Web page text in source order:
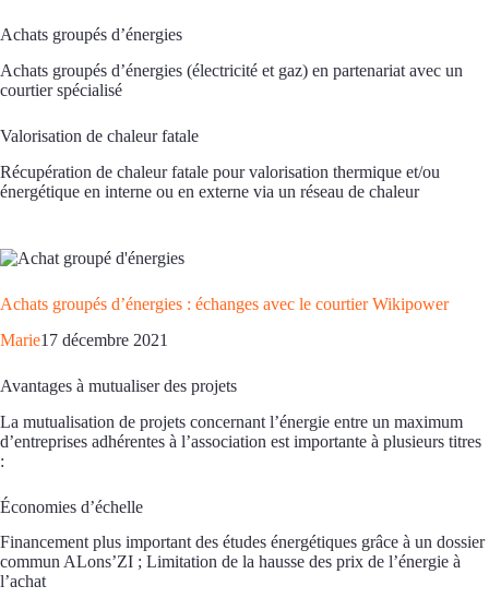
Achats groupés d’énergies
Achats groupés d’énergies (électricité et gaz) en partenariat avec un
courtier spécialisé
Valorisation de chaleur fatale
Récupération de chaleur fatale pour valorisation thermique et/ou
énergétique en interne ou en externe via un réseau de chaleur
Achats groupés d’énergies : échanges avec le courtier Wikipower
Marie17 décembre 2021
Avantages à mutualiser des projets
La mutualisation de projets concernant l’énergie entre un maximum
d’entreprises adhérentes à l’association est importante à plusieurs titres
:
Économies d’échelle
Financement plus important des études énergétiques grâce à un dossier
commun ALons’ZI ; Limitation de la hausse des prix de l’énergie à
l’achat